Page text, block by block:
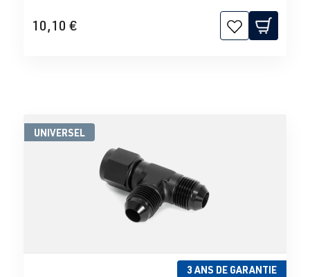
10,10 €
UNIVERSEL
3 ANS DE GARANTIE